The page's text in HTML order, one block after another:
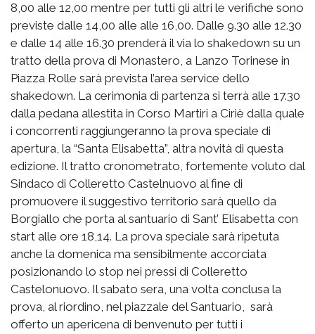
8,00 alle 12,00 mentre per tutti gli altri le verifiche sono
previste dalle 14,00 alle alle 16,00. Dalle 9.30 alle 12.30
e dalle 14 alle 16.30 prenderà il via lo shakedown su un
tratto della prova di Monastero, a Lanzo Torinese in
Piazza Rolle sarà prevista l’area service dello
shakedown. La cerimonia di partenza si terrà alle 17.30
dalla pedana allestita in Corso Martiri a Ciriè dalla quale
i concorrenti raggiungeranno la prova speciale di
apertura, la “Santa Elisabetta”, altra novità di questa
edizione. Il tratto cronometrato, fortemente voluto dal
Sindaco di Colleretto Castelnuovo al fine di
promuovere il suggestivo territorio sarà quello da
Borgiallo che porta al santuario di Sant’ Elisabetta con
start alle ore 18,14. La prova speciale sarà ripetuta
anche la domenica ma sensibilmente accorciata
posizionando lo stop nei pressi di Colleretto
Castelonuovo. Il sabato sera, una volta conclusa la
prova, al riordino, nel piazzale del Santuario, sarà
offerto un apericena di benvenuto per tutti i